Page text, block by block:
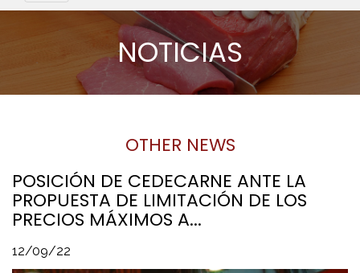
NOTICIAS
OTHER NEWS
POSICIÓN DE CEDECARNE ANTE LA
PROPUESTA DE LIMITACIÓN DE LOS
PRECIOS MÁXIMOS A...
12/09/22